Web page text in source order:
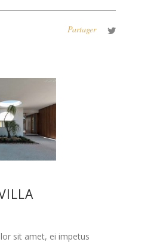
Partager
sit amet, ei impetus